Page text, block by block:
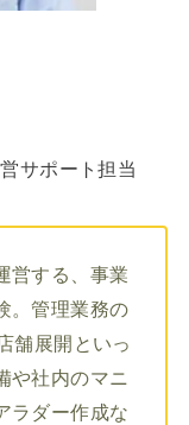
サポート担当
営する、事業
。管理業務の
舗展開といっ
や社内のマニ
ラダー作成な